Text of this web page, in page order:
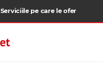
Serviciile pe care le ofer